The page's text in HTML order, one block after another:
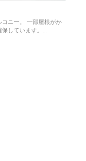
ニー。 一部屋根がか
しています。